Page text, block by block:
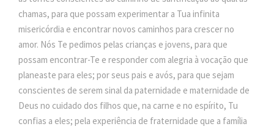
chamas, para que possam experimentar a Tua infinita
misericórdia e encontrar novos caminhos para crescer no
amor. Nós Te pedimos pelas crianças e jovens, para que
possam encontrar-Te e responder com alegria à vocação que
planeaste para eles; por seus pais e avós, para que sejam
conscientes de serem sinal da paternidade e maternidade de
Deus no cuidado dos filhos que, na carne e no espírito, Tu
confias a eles; pela experiência de fraternidade que a família